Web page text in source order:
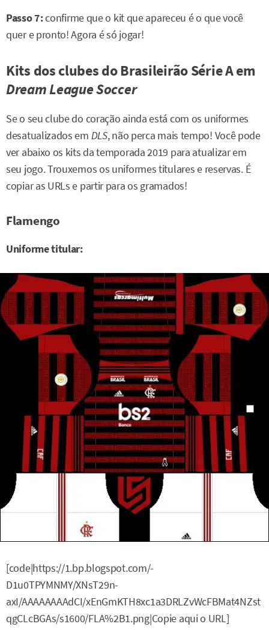
Passo 7:confirme que o kit que apareceu é o que você
quer e pronto! Agora é só jogar!
Kits dos clubes do Brasileirão Série A em
Dream League Soccer
Se o seu clube do coração ainda está com os uniformes
desatualizados em DLS, não perca mais tempo! Você pode
ver abaixo os kits da temporada 2019 para atualizar em
seu jogo. Trouxemos os uniformes titulares e reservas. É
copiar as URLs e partir para os gramados!
Flamengo
Uniforme titular:
[code|https://1.bp.blogspot.com/-
D1u0TPYMNMY/XNsT29n-
axI/AAAAAAAAdCI/xEnGmKTH8xc1a3DRLZvWcFBMat4NZst
qgCLcBGAs/s1600/FLA%2B1.png|Copie aqui o URL]